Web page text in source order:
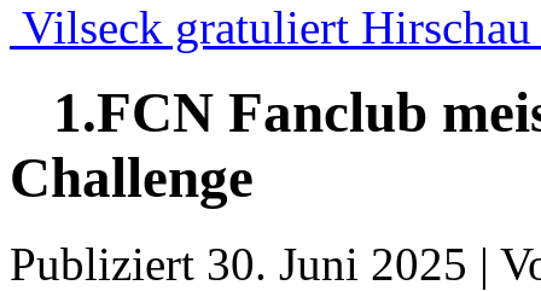
Vilseck gratuliert
1.FCN Fanclub
Challenge
Publiziert 30. Juni 2025 |